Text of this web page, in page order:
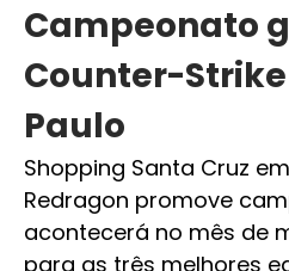
Campeonato
Counter-
Paulo
Shopping Santa Cruz
Redragon promove
acontecerá no mês de
para as três melhores